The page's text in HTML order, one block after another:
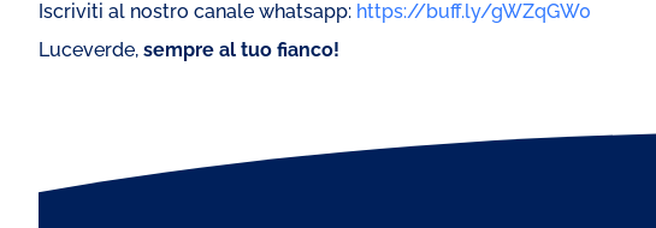
Iscriviti al nostro canale whatsapp: https://buff.ly/gWZqGW0
Luceverde, sempre al tuo fianco!